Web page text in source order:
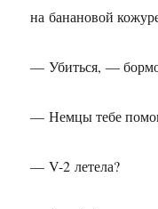
на банановой
— Убиться, —
— Немцы тебе
— V-2 летела?